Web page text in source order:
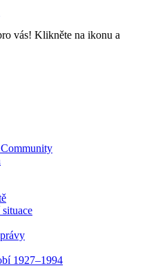
vás! Klikněte na ikonu a
1927–1994